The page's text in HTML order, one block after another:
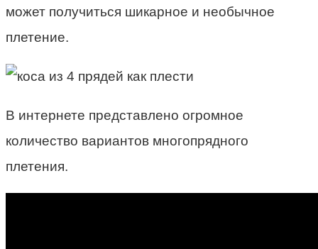
может получиться шикарное и необычное
плетение.
В интернете представлено огромное
количество вариантов многопрядного
плетения.